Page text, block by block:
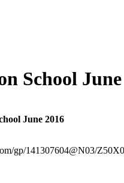
School June
June 2016
gp/141307604@N03/